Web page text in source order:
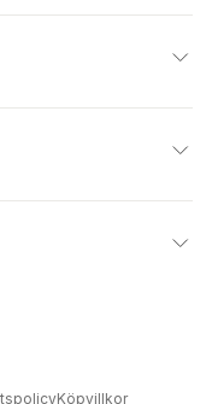
Köpvillkor